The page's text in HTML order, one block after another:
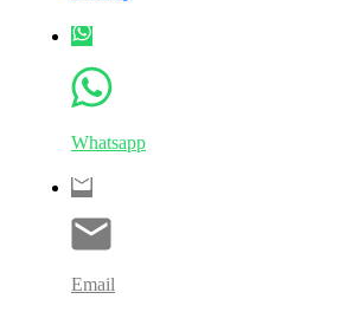
Whatsapp
Email